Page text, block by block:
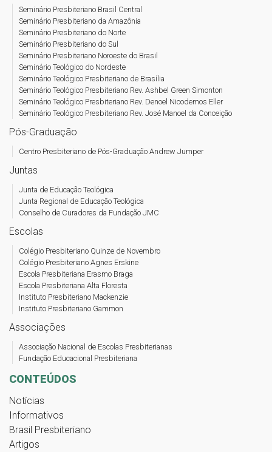
Seminário Presbiteriano Brasil Central
Seminário Presbiteriano da Amazônia
Seminário Presbiteriano do Norte
Seminário Presbiteriano do Sul
Seminário Presbiteriano Noroeste do Brasil
Seminário Teológico do Nordeste
Seminário Teológico Presbiteriano de Brasília
Seminário Teológico Presbiteriano Rev. Ashbel Green Simonton
Seminário Teológico Presbiteriano Rev. Denoel Nicodemos Eller
Seminário Teológico Presbiteriano Rev. José Manoel da Conceição
Pós-Graduação
Centro Presbiteriano de Pós-Graduação Andrew Jumper
Juntas
Junta de Educação Teológica
Junta Regional de Educação Teológica
Conselho de Curadores da Fundação JMC
Escolas
Colégio Presbiteriano Quinze de Novembro
Colégio Presbiteriano Agnes Erskine
Escola Presbiteriana Erasmo Braga
Escola Presbiteriana Alta Floresta
Instituto Presbiteriano Mackenzie
Instituto Presbiteriano Gammon
Associações
Associação Nacional de Escolas Presbiterianas
Fundação Educacional Presbiteriana
CONTEÚDOS
Notícias
Informativos
Brasil Presbiteriano
Artigos